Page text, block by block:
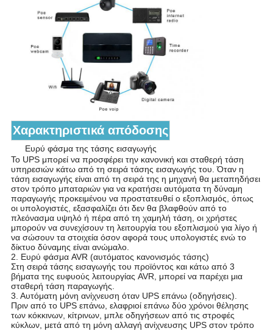
Χαρακτηριστικά απόδοσης
Ευρύ φάσμα της τάσης εισαγωγής
Το UPS μπορεί να προσφέρει την κανονική και σταθερή τάση
υπηρεσιών κάτω από τη σειρά τάσης εισαγωγής του. Όταν η
τάση εισαγωγής είναι από τη σειρά της η μηχανή θα μεταπηδήσει
στον τρόπο μπαταριών για να κρατήσει αυτόματα τη δύναμη
παραγωγής προκειμένου να προστατευθεί ο εξοπλισμός, όπως
οι υπολογιστές, εξασφαλίζει ότι δεν θα βλαφθούν από το
πλεόνασμα υψηλό ή πέρα από τη χαμηλή τάση, οι χρήστες
μπορούν να συνεχίσουν τη λειτουργία του εξοπλισμού για λίγο ή
να σώσουν τα στοιχεία όσον αφορά τους υπολογιστές ενώ το
δίκτυο δύναμης είναι ανώμαλο.
2. Ευρύ φάσμα AVR (αυτόματος κανονισμός τάσης)
Στη σειρά τάσης εισαγωγής του προϊόντος και κάτω από 3
βήματα της ευφυούς λειτουργίας AVR, μπορεί να παρέχει μια
σταθερή τάση παραγωγής.
3. Αυτόματη μόνη ανίχνευση όταν UPS επάνω (οδηγήσεις).
Πριν από το UPS επάνω, ελαφριοί επάνω δύο χρόνοι θέλησης
των κόκκινων, κίτρινων, μπλε οδηγήσεων από τις στροφές
κύκλων, μετά από τη μόνη αλλαγή ανίχνευσης UPS στον τρόπο